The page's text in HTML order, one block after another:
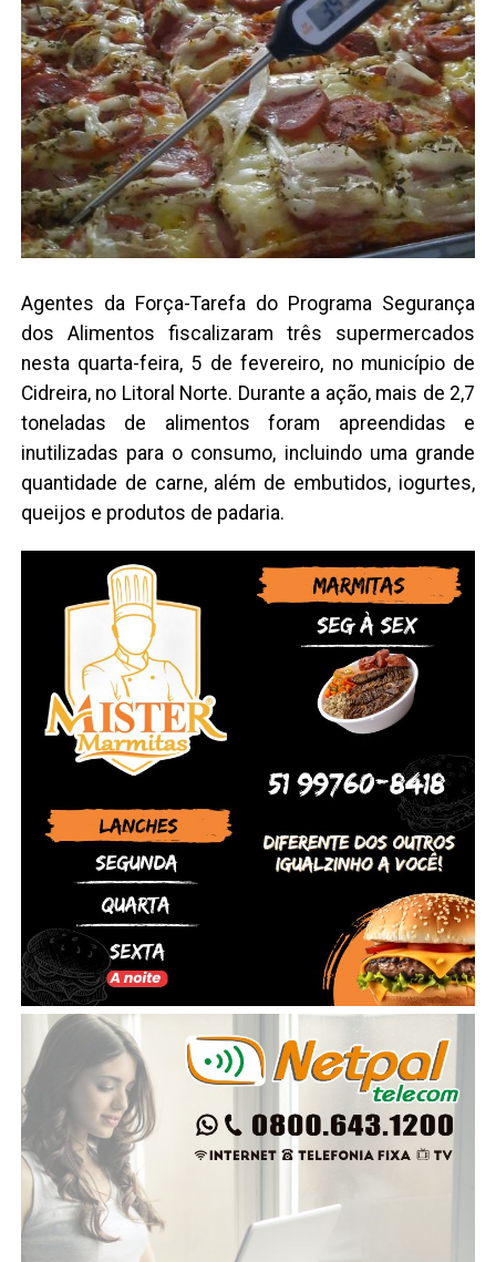
Agentes da Força-Tarefa do Programa Segurança
dos Alimentos fiscalizaram três supermercados
nesta quarta-feira, 5 de fevereiro, no município de
Cidreira, no Litoral Norte. Durante a ação, mais de 2,7
toneladas de alimentos foram apreendidas e
inutilizadas para o consumo, incluindo uma grande
quantidade de carne, além de embutidos, iogurtes,
queijos e produtos de padaria.